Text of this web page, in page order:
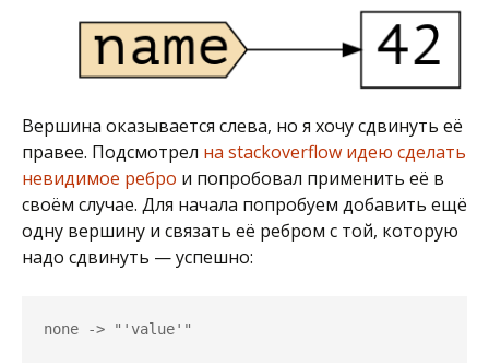
Вершина оказывается слева, но я хочу сдвинуть её
правее. Подсмотрел на stackoverflow идею сделать
невидимое ребро и попробовал применить её в
своём случае. Для начала попробуем добавить ещё
одну вершину и связать её ребром с той, которую
надо сдвинуть — успешно:
none -> "'value'"